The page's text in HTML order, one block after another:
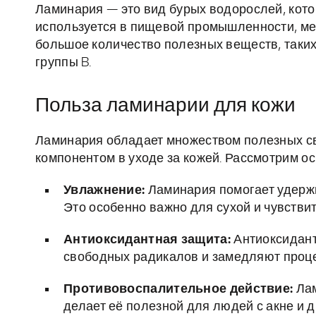
Ламинария — это вид бурых водорослей,
используется в пищевой промышленности,
большое количество полезных веществ,
группы B.
Польза ламинарии для кожи
Ламинария обладает множеством полезных
компонентом в уходе за кожей. Рассмотрим
Увлажнение: Ламинария помогает
Это особенно важно для сухой и
Антиоксидантная защита:
свободных радикалов и замедляют
Противовоспалительное действие:
делает её полезной для людей с акне и